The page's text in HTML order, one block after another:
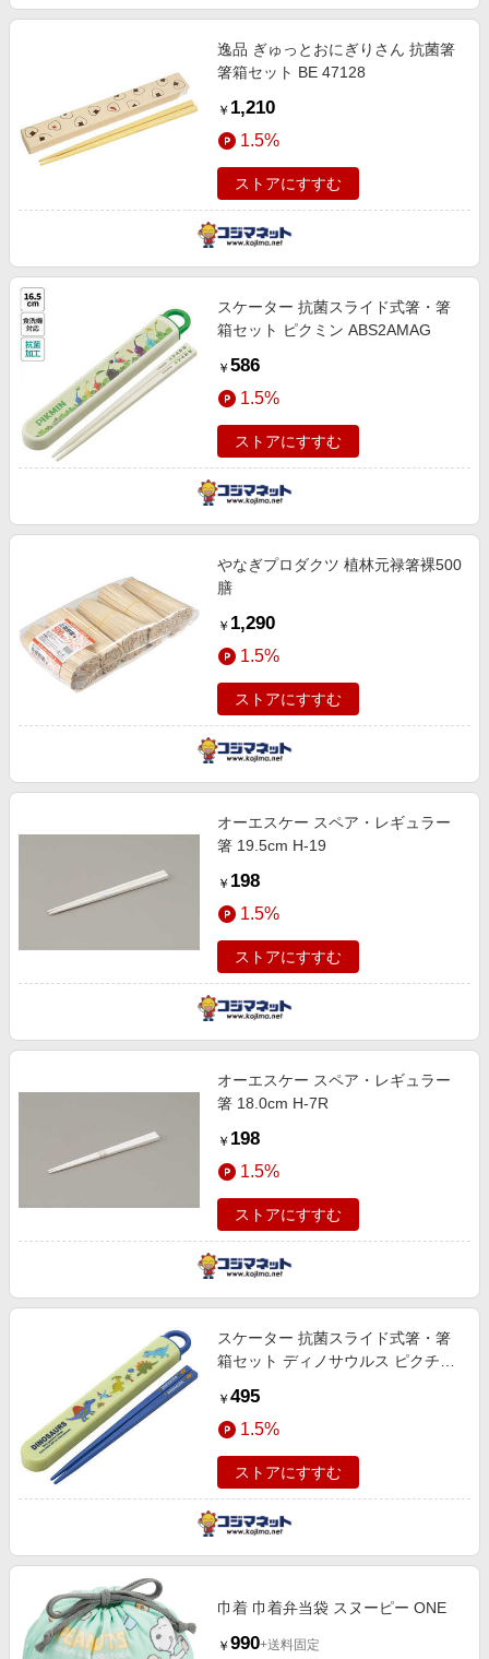
逸品 ぎゅっとおにぎりさん 抗菌箸
箸箱セット BE 47128
￥ 1,210
1.5%
ストアにすすむ
スケーター 抗菌スライド式箸・箸
箱セット ピクミン ABS2AMAG
￥ 586
1.5%
ストアにすすむ
やなぎプロダクツ 植林元禄箸裸500
膳
￥ 1,290
1.5%
ストアにすすむ
オーエスケー スペア・レギュラー
箸 19.5cm H-19
￥ 198
1.5%
ストアにすすむ
オーエスケー スペア・レギュラー
箸 18.0cm H-7R
￥ 198
1.5%
ストアにすすむ
スケーター 抗菌スライド式箸・箸
箱セット ディノサウルス ピクチャ
￥ 495
1.5%
ストアにすすむ
巾着 巾着弁当袋 スヌーピー ONE
￥ 990+送料固定